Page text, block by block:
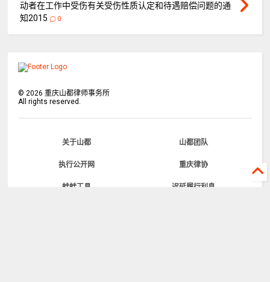
动者在工作中受伤有关受伤性质认定和待遇赔偿问题的通
知2015
0
©2026 重庆山都律师事务所
All rights reserved.
关于山都 山都团队
执行公开网 重庆律协
蛙蛙工具 迟延履行利息